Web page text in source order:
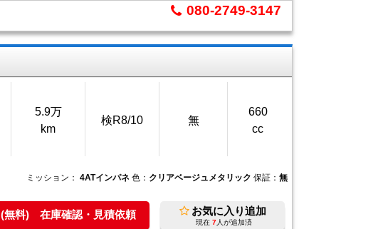
080-2749-3147
5.9万
km
検R8/10 無
660
cc
ミッション： 4ATインパネ 色： クリアベージュメタリック 保証： 無
(無料) 在庫確認・見積依頼 お気に入り追加
現在 7人が追加済